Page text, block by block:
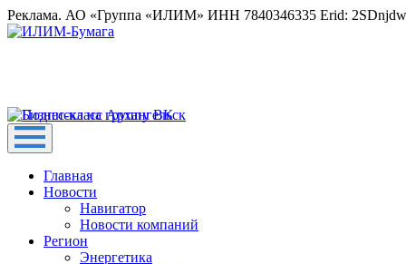
Реклама. АО «Группа «ИЛИМ» ИНН 7840346335 Erid:
Главная
Новости
Навигатор
Новости компаний
Регион
Энергетика